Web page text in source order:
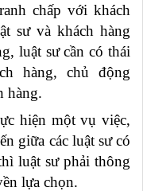
chấp với khách
sư và khách hàng
luật sư cần có thái
hàng, chủ động
hàng.
hiện một vụ việc,
giữa các luật sư có
luật sư phải thông
lựa chọn.